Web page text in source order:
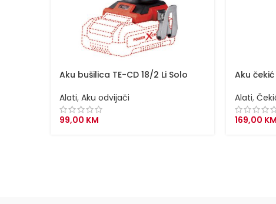
Aku bušilica TE-CD 18/2 Li Solo
Alati, Aku odvijači
99,00 KM
Aku čekić
Alati,
169,00 KM